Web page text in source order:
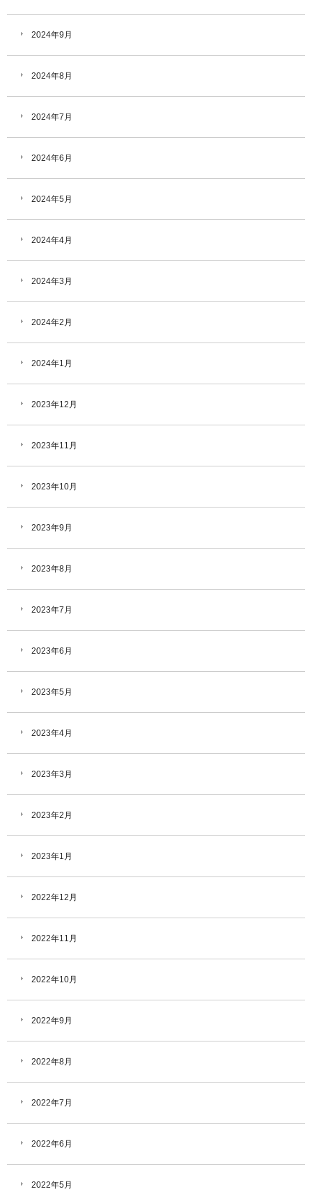
2024年9月
2024年8月
2024年7月
2024年6月
2024年5月
2024年4月
2024年3月
2024年2月
2024年1月
2023年12月
2023年11月
2023年10月
2023年9月
2023年8月
2023年7月
2023年6月
2023年5月
2023年4月
2023年3月
2023年2月
2023年1月
2022年12月
2022年11月
2022年10月
2022年9月
2022年8月
2022年7月
2022年6月
2022年5月